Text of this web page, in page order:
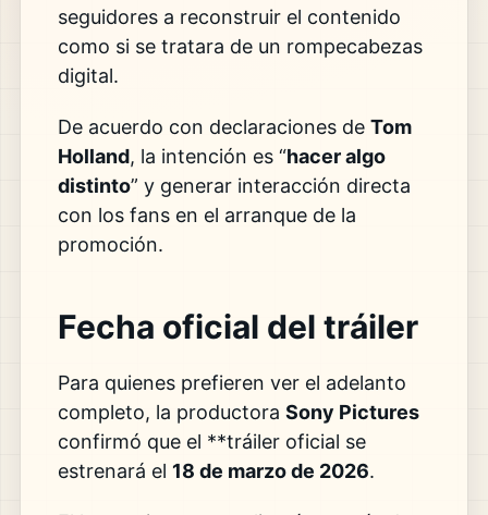
seguidores a reconstruir el contenido
como si se tratara de un rompecabezas
digital.
De acuerdo con declaraciones de Tom
Holland, la intención es “hacer algo
distinto” y generar interacción directa
con los fans en el arranque de la
promoción.
Fecha oficial del tráiler
Para quienes prefieren ver el adelanto
completo, la productora Sony Pictures
confirmó que el **tráiler oficial se
estrenará el 18 de marzo de 2026.